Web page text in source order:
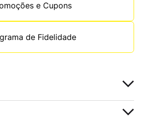
e Cupons
de Fidelidade